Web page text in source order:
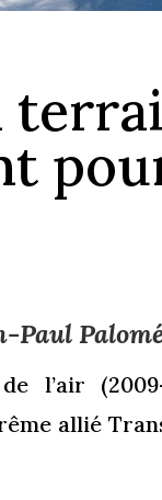
Paul
l’air
allié